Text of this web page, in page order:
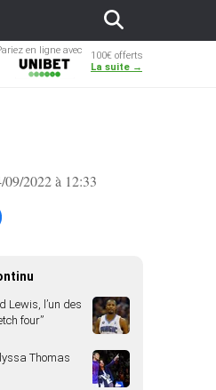
en ligne avec
100€ offerts
La suite →
09/2022 à 12:33
Lewis, l’un des
four”
Thomas